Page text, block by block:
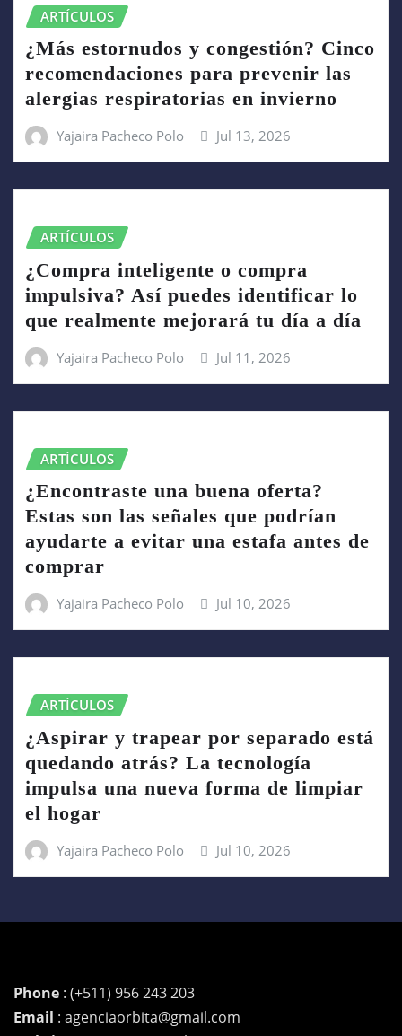
ARTÍCULOS
¿Más estornudos y congestión? Cinco
recomendaciones para prevenir las
alergias respiratorias en invierno
Yajaira Pacheco Polo Jul 13, 2026
ARTÍCULOS
¿Compra inteligente o compra
impulsiva? Así puedes identificar lo
que realmente mejorará tu día a día
Yajaira Pacheco Polo Jul 11, 2026
ARTÍCULOS
¿Encontraste una buena oferta?
Estas son las señales que podrían
ayudarte a evitar una estafa antes de
comprar
Yajaira Pacheco Polo Jul 10, 2026
ARTÍCULOS
¿Aspirar y trapear por separado está
quedando atrás? La tecnología
impulsa una nueva forma de limpiar
el hogar
Yajaira Pacheco Polo Jul 10, 2026
Phone : (+511) 956 243 203
Email : agenciaorbita@gmail.com